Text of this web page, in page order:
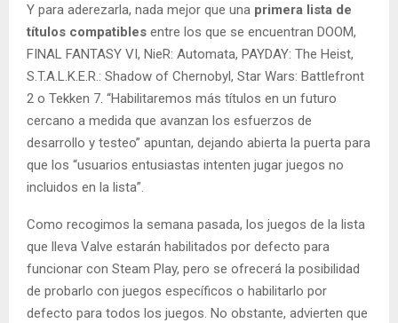
Y para aderezarla, nada mejor que una primera lista de
títulos compatibles entre los que se encuentran DOOM,
FINAL FANTASY VI, NieR: Automata, PAYDAY: The Heist,
S.T.A.L.K.E.R.: Shadow of Chernobyl, Star Wars: Battlefront
2 o Tekken 7. “Habilitaremos más títulos en un futuro
cercano a medida que avanzan los esfuerzos de
desarrollo y testeo” apuntan, dejando abierta la puerta para
que los “usuarios entusiastas intenten jugar juegos no
incluidos en la lista”.
Como recogimos la semana pasada, los juegos de la lista
que lleva Valve estarán habilitados por defecto para
funcionar con Steam Play, pero se ofrecerá la posibilidad
de probarlo con juegos específicos o habilitarlo por
defecto para todos los juegos. No obstante, advierten que